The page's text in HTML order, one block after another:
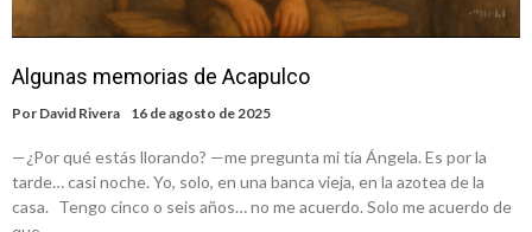
Algunas memorias de Acapulco
Por David Rivera 16 de agosto de 2025
—¿Por qué estás llorando? —me pregunta mi tía Ángela. Es por la
tarde… casi noche. Yo, solo, en una banca vieja, en la azotea de la
casa. Tengo cinco o seis años… no me acuerdo. Solo me acuerdo de